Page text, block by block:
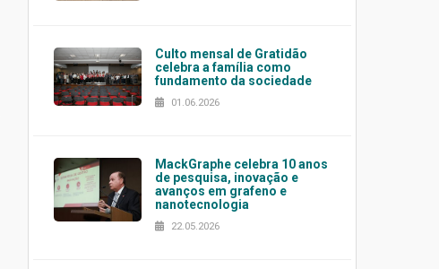
Culto mensal de Gratidão
celebra a família como
fundamento da sociedade
01.06.2026
MackGraphe celebra 10 anos
de pesquisa, inovação e
avanços em grafeno e
nanotecnologia
22.05.2026